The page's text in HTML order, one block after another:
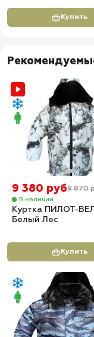
Купить
9 380 руб9 870
В наличии
Куртка ПИЛОТ-
Белый Лес
Купить